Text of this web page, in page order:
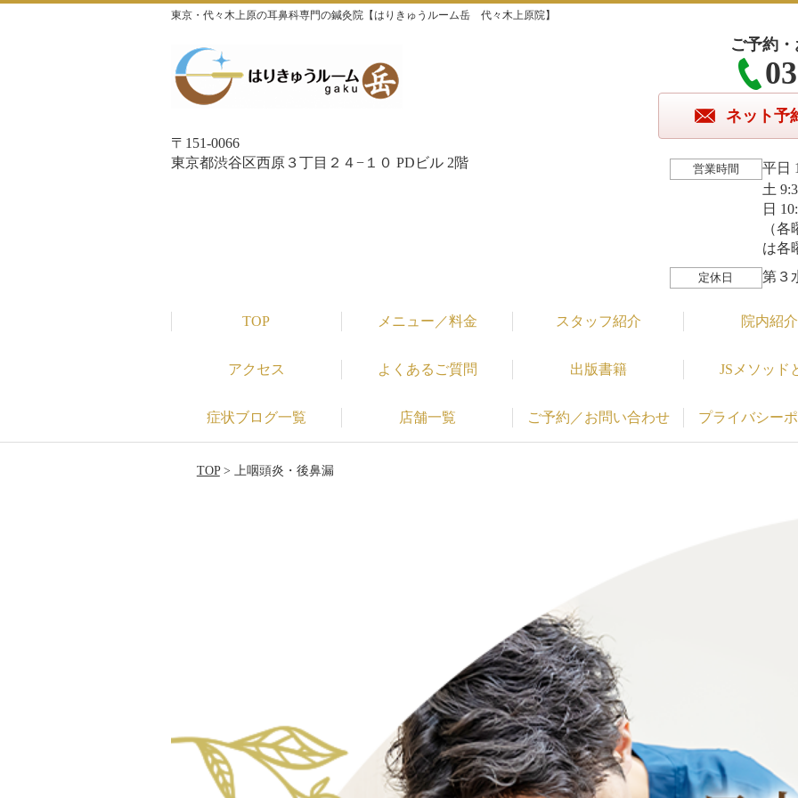
東京・代々木上原の耳鼻科専門の鍼灸院【はりきゅうルーム岳 代々木上原院】
〒151-0066
東京都渋谷区西原３丁目２４−１０ PDビル 2階
ご予約
ネット予
営業時間
平日
土
日
（
は各
定休日 第３
TOP メニュー／料金 スタッフ紹介 院内紹介
アクセス よくあるご質問 出版書籍 JSメソッド
症状ブログ一覧 店舗一覧 ご予約／お問い合わせ プライバシー
TOP> 上咽頭炎・後鼻漏